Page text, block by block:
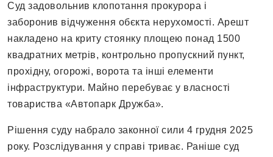
Суд задовольнив клопотання прокурора і
заборонив відчуження обєкта нерухомості. Арешт
накладено на криту стоянку площею понад 1500
квадратних метрів, контрольно пропускний пункт,
прохідну, огорожі, ворота та інші елементи
інфраструктури. Майно перебуває у власності
товариства «Автопарк Дружба».
Рішення суду набрало законної сили 4 грудня 2025
року. Розслідування у справі триває. Раніше суд